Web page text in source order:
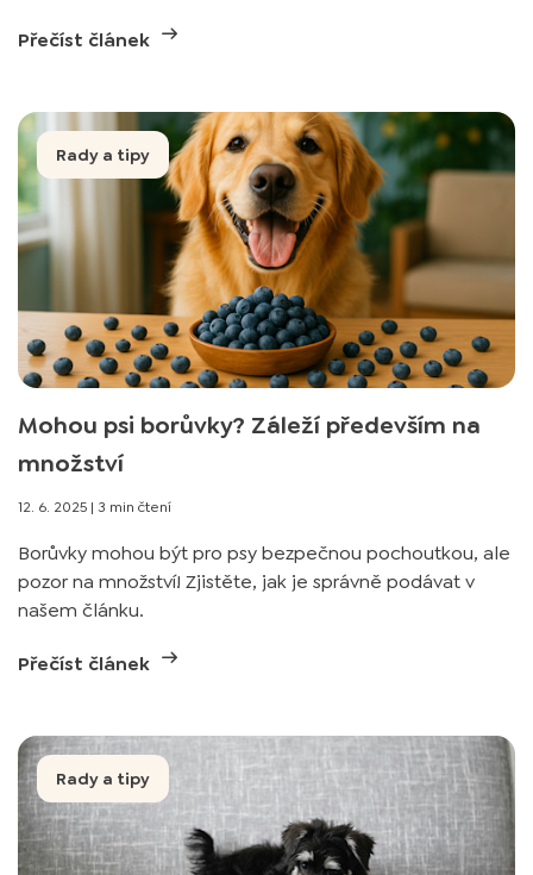
Přečíst článek
Rady a tipy
Mohou psi borůvky? Záleží především na
množství
12. 6. 2025 | 3 min čtení
Borůvky mohou být pro psy bezpečnou pochoutkou, ale
pozor na množství! Zjistěte, jak je správně podávat v
našem článku.
Přečíst článek
Rady a tipy